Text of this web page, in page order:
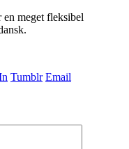
meget fleksibel
Tumblr Email